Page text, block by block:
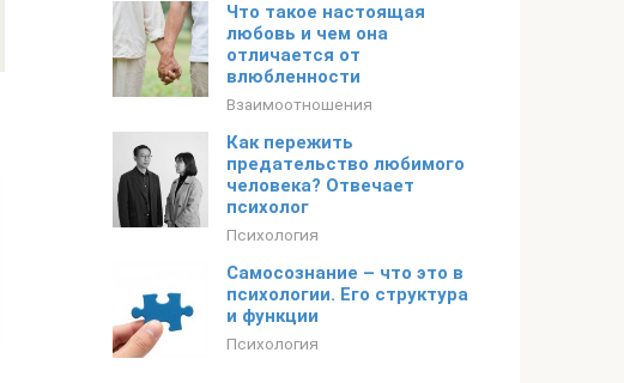
Что такое настоящая
любовь и чем она
отличается от
влюбленности
Взаимоотношения
Как пережить
предательство любимого
человека? Отвечает
психолог
Психология
Самосознание – что это в
психологии. Его структура
и функции
Психология